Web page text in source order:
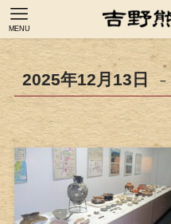
MENU
2025年12月13日 –